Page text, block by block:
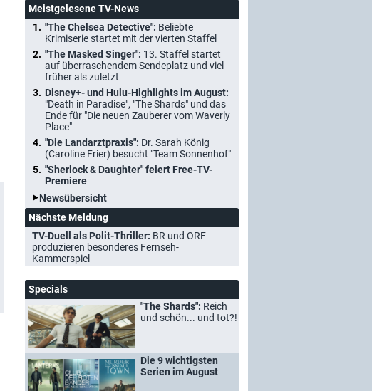
Meistgelesene TV-News
"The Chelsea Detective": Beliebte
Krimiserie startet mit der vierten Staffel
"The Masked Singer": 13. Staffel startet
auf überraschendem Sendeplatz und viel
früher als zuletzt
Disney+- und Hulu-Highlights im August:
"Death in Paradise", "The Shards" und das
Ende für "Die neuen Zauberer vom Waverly
Place"
"Die Landarztpraxis": Dr. Sarah König
(Caroline Frier) besucht "Team Sonnenhof"
"Sherlock & Daughter" feiert Free-TV-
Premiere
Newsübersicht
Nächste Meldung
TV-Duell als Polit-Thriller: BR und ORF
produzieren besonderes Fernseh-
Kammerspiel
Specials
"The Shards": Reich
und schön... und tot?!
Die 9 wichtigsten
Serien im August